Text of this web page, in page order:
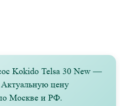
Kokido Telsa 30 New —
Актуальную цену
Москве и РФ.